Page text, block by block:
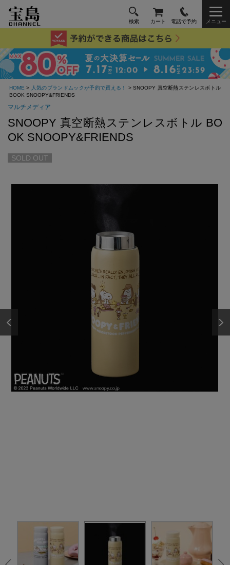
検索 カート 電話で予約 メニュー
HOME > 人気のブランドムックが予約で買える！
> SNOOPY 真空断熱ステンレスボトル
BOOK SNOOPY&FRIENDS
マルチメディア
SNOOPY 真空断熱ステンレスボトル BO
OK SNOOPY&FRIENDS
SOLD OUT